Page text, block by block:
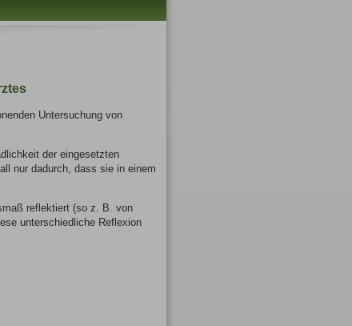
Untersuchung von
der eingesetzten
nur dadurch, dass sie in einem
reflektiert (so z. B. von
unterschiedliche Reflexion